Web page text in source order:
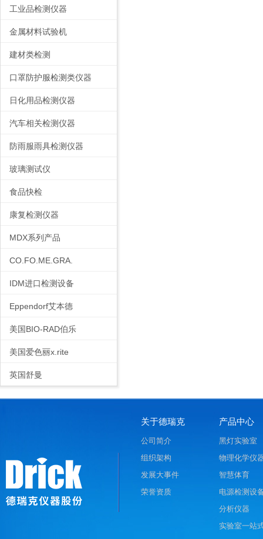
工业品检测仪器
金属材料试验机
建材类检测
口罩防护服检测类仪器
日化用品检测仪器
汽车相关检测仪器
防雨服雨具检测仪器
玻璃测试仪
食品快检
康复检测仪器
MDX系列产品
CO.FO.ME.GRA.
IDM进口检测设备
Eppendorf艾本德
美国BIO-RAD伯乐
美国爱色丽x.rite
英国舒曼
关于德瑞克
公司简介
组织架构
发展大事件
荣誉资质
产品中心
黑灯实验室
物理化学仪
智慧体育
电源检测设
分析仪器
实验室一站